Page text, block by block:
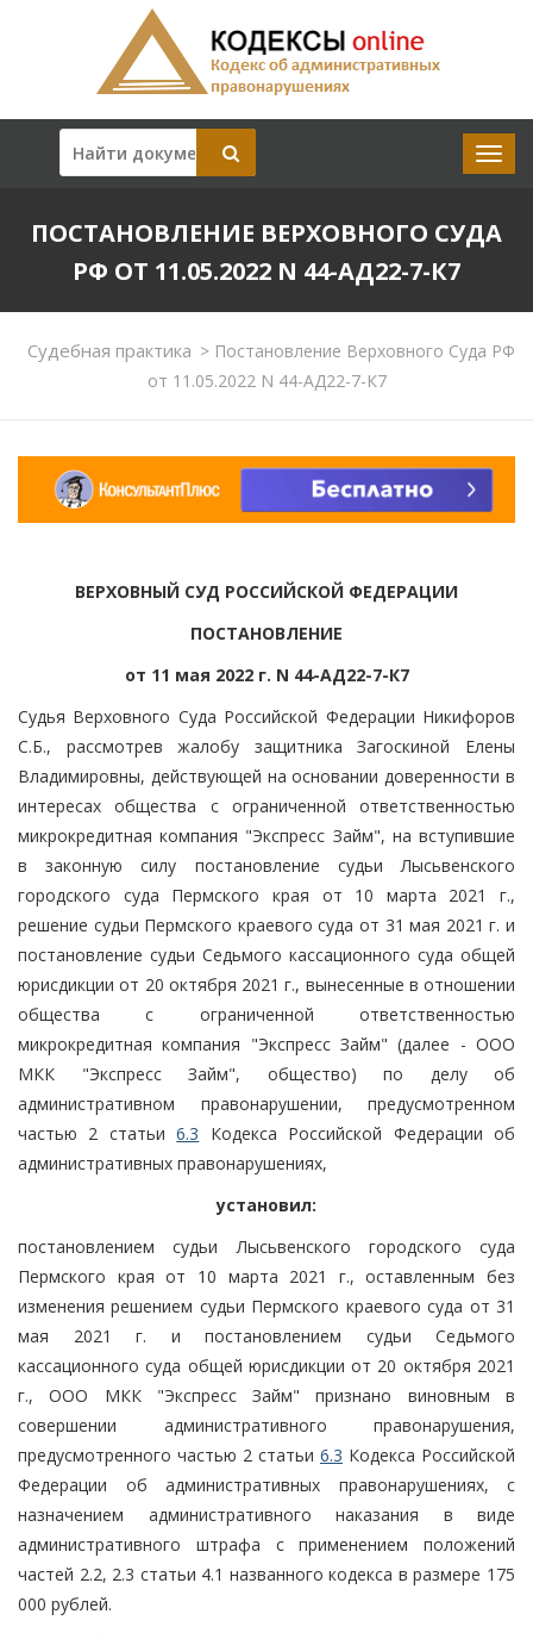
ПОСТАНОВЛЕНИЕ ВЕРХОВНОГО СУДА
РФ ОТ 11.05.2022 N 44-АД22-7-К7
Судебная практика >Постановление Верховного Суда РФ
от 11.05.2022 N 44-АД22-7-К7
ВЕРХОВНЫЙ СУД РОССИЙСКОЙ ФЕДЕРАЦИИ
ПОСТАНОВЛЕНИЕ
от 11 мая 2022 г. N 44-АД22-7-К7
Судья Верховного Суда Российской Федерации Никифоров
С.Б., рассмотрев жалобу защитника Загоскиной Елены
Владимировны, действующей на основании доверенности в
интересах общества с ограниченной ответственностью
микрокредитная компания "Экспресс Займ", на вступившие
в законную силу постановление судьи Лысьвенского
городского суда Пермского края от 10 марта 2021 г.,
решение судьи Пермского краевого суда от 31 мая 2021 г. и
постановление судьи Седьмого кассационного суда общей
юрисдикции от 20 октября 2021 г., вынесенные в отношении
общества с ограниченной ответственностью
микрокредитная компания "Экспресс Займ" (далее - ООО
МКК "Экспресс Займ", общество) по делу об
административном правонарушении, предусмотренном
частью 2 статьи6.3 Кодекса Российской Федерации об
административных правонарушениях,
установил:
постановлением судьи Лысьвенского городского суда
Пермского края от 10 марта 2021 г., оставленным без
изменения решением судьи Пермского краевого суда от 31
мая 2021 г. и постановлением судьи Седьмого
кассационного суда общей юрисдикции от 20 октября 2021
г., ООО МКК "Экспресс Займ" признано виновным в
совершении административного правонарушения,
предусмотренного частью 2 статьи 6.3 Кодекса Российской
Федерации об административных правонарушениях, с
назначением административного наказания в виде
административного штрафа с применением положений
частей 2.2, 2.3 статьи 4.1 названного кодекса в размере 175
000 рублей.